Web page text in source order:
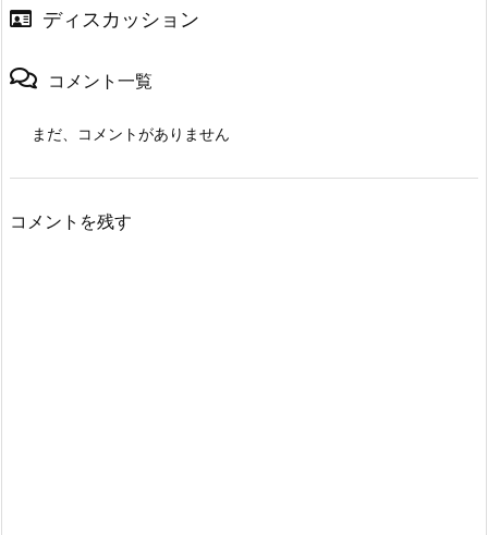
ディスカッション
コメント一覧
まだ、コメントがありません
コメントを残す